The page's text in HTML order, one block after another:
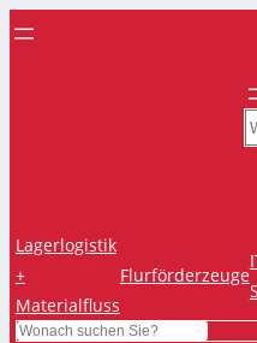
Lagerlogistik
+
Materialfluss
Flurförderzeuge
Search